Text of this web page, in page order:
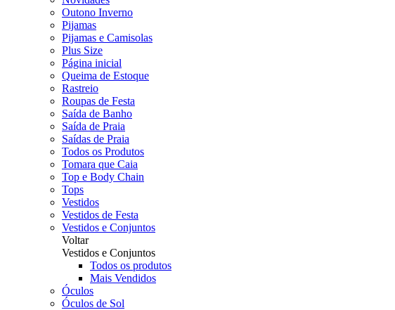
Outono Inverno
Pijamas
Pijamas e Camisolas
Plus Size
Página inicial
Queima de Estoque
Rastreio
Roupas de Festa
Saída de Banho
Saída de Praia
Saídas de Praia
Todos os Produtos
Tomara que Caia
Top e Body Chain
Tops
Vestidos
Vestidos de Festa
Vestidos e Conjuntos
Voltar
Vestidos e Conjuntos
Todos os produtos
Mais Vendidos
Óculos
Óculos de Sol